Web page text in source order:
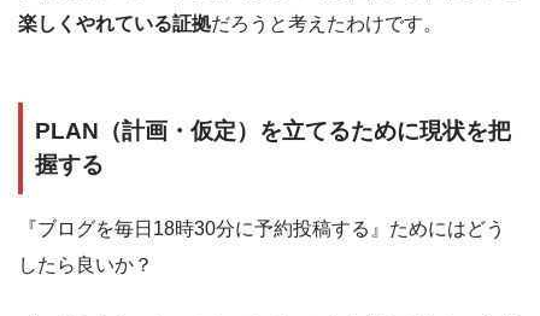
楽しくやれている証拠だろうと考えたわけです。
PLAN（計画・仮定）を立てるために現状を把
握する
『ブログを毎日18時30分に予約投稿する』ためにはどう
したら良いか？